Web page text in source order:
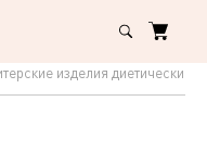
изделия диетические